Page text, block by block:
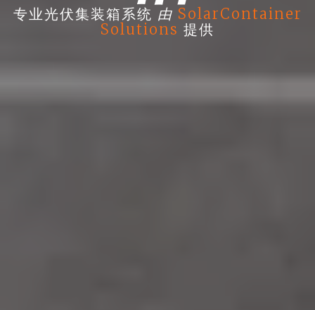
专业光伏集装箱系统 由 SolarContainer
Solutions 提供